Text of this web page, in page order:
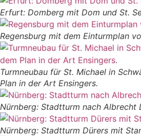
Erfurt: Domberg mit Dom und St.
Regensburg mit dem Einturmplan
Turmneubau für St. Michael in
Plan in der Art Ensingers.
Nürnberg: Stadtturm nach Albrecht
Nürnberg: Stadtturm Dürers mit